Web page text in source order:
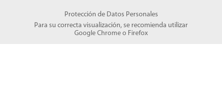
Protección de Datos Personales
Para su correcta visualización, se recomienda utilizar
Google Chrome o Firefox